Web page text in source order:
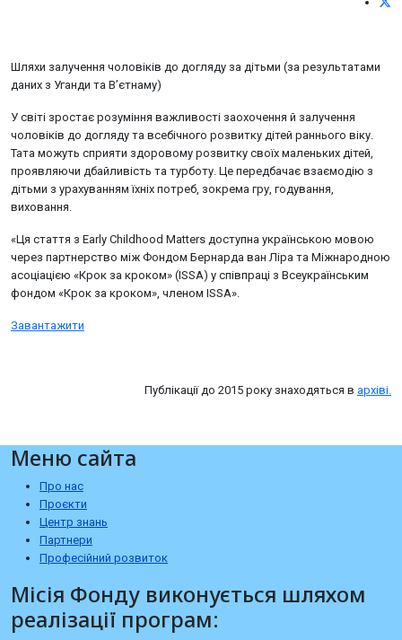
Шляхи залучення чоловіків до догляду за дітьми (за результатами
даних з Уганди та В’єтнаму)
У світі зростає розуміння важливості заохочення й залучення
чоловіків до догляду та всебічного розвитку дітей раннього віку.
Тата можуть сприяти здоровому розвитку своїх маленьких дітей,
проявляючи дбайливість та турботу. Це передбачає взаємодію з
дітьми з урахуванням їхніх потреб, зокрема гру, годування,
виховання.
«Ця стаття з Early Childhood Matters доступна українською мовою
через партнерство між Фондом Бернарда ван Ліра та Міжнародною
асоціацією «Крок за кроком» (ISSA) у співпраці з Всеукраїнським
фондом «Крок за кроком», членом ISSA».
Завантажити
Публікації до 2015 року знаходяться в архіві.
Меню сайта
Про нас
Проєкти
Центр знань
Партнери
Професійний розвиток
Місія Фонду виконується шляхом
реалізації програм: